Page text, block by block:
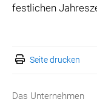
festlichen
Seite drucken
Das Unternehmen